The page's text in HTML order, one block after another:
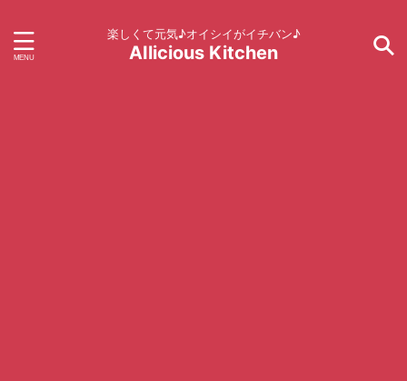
楽しくて元気♪オイシイがイチバン♪
AIlicious Kitchen